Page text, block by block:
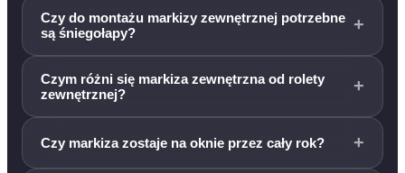
Czy do montażu markizy zewnętrznej potrzebne
są śniegołapy?
+
Czym różni się markiza zewnętrzna od rolety
zewnętrznej?
+
Czy markiza zostaje na oknie przez cały rok? +